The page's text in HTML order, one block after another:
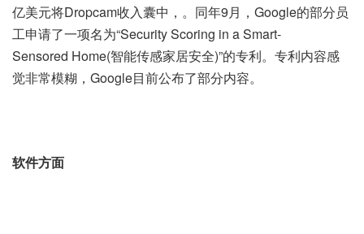
亿美元将Dropcam收入囊中，。同年9月，Google的部分员
工申请了一项名为“Security Scoring in a Smart-
Sensored Home(智能传感家居安全)”的专利。专利内容感
觉非常模糊，Google目前公布了部分内容。
软件方面